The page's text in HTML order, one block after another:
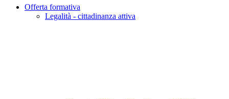
Offerta formativa
Legalità - cittadinanza attiva